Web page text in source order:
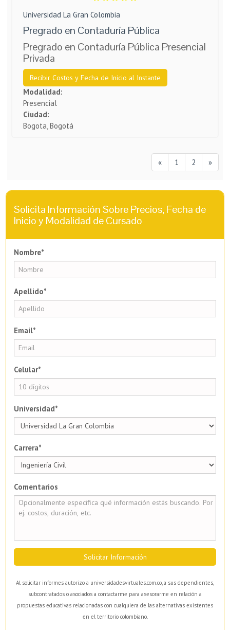
Universidad La Gran Colombia
Pregrado en Contaduría Pública
Pregrado en Contaduría Pública Presencial
Privada
Recibir Costos y Fecha de Inicio al Instante
Modalidad:
Presencial
Ciudad:
Bogota, Bogotá
« 1 2 »
Solicita Información Sobre Precios, Fecha de
Inicio y Modalidad de Cursado
Nombre*
Apellido*
Email*
Celular*
Universidad*
Carrera*
Comentarios
Solicitar Información
Al solicitar informes autorizo a universidadesvirtuales.com.co, a sus dependientes,
subcontratados o asociados a contactarme para asesorarme en relación a
propuestas educativas relacionadas con cualquiera de las alternativas existentes
en el territorio colombiano.